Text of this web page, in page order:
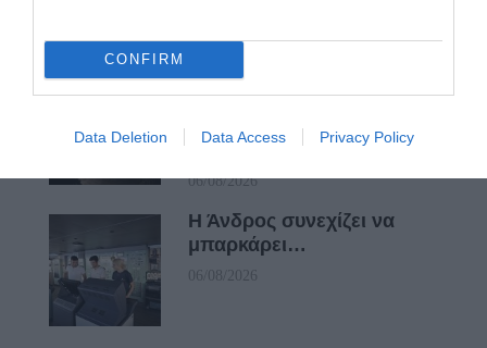
CONFIRM
Data Deletion Data Access Privacy Policy
ΟΙ «ΕΥΤΥΧΙΣΜΕΝΕΣ
ΜΕΡΕΣ» ΕΙΝΑΙ ΜΠΡΟΣΤΑ:
Μια επίκαιρη ανάλυση για
το λιμάνι της Ραφήνας…
06/08/2026
Η Άνδρος συνεχίζει να
μπαρκάρει…
06/08/2026